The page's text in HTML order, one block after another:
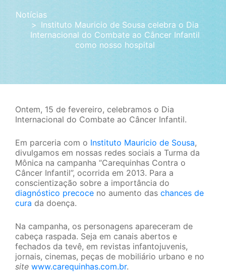
Notícias
Instituto Mauricio de Sousa celebra o Dia
Internacional do Combate ao Câncer Infantil
como nosso hospital
Ontem, 15 de fevereiro, celebramos o Dia
Internacional do Combate ao Câncer Infantil.
Em parceria com o Instituto Mauricio de Sousa,
divulgamos em nossas redes sociais a Turma da
Mônica na campanha “Carequinhas Contra o
Câncer Infantil”, ocorrida em 2013. Para a
conscientização sobre a importância do
diagnóstico precoce no aumento das chances de
cura da doença.
Na campanha, os personagens apareceram de
cabeça raspada. Seja em canais abertos e
fechados da tevê, em revistas infantojuvenis,
jornais, cinemas, peças de mobiliário urbano e no
site www.carequinhas.com.br.